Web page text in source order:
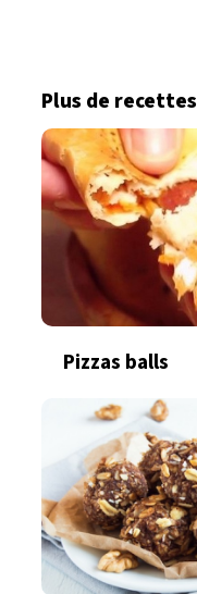
Plus de recettes
Pizzas balls